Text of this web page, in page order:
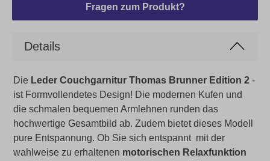
Fragen zum Produkt?
Details
Die Leder Couchgarnitur Thomas Brunner Edition 2 -
ist Formvollendetes Design! Die modernen Kufen und
die schmalen bequemen Armlehnen runden das
hochwertige Gesamtbild ab. Zudem bietet dieses Modell
pure Entspannung. Ob Sie sich entspannt mit der
wahlweise zu erhaltenen motorischen Relaxfunktion